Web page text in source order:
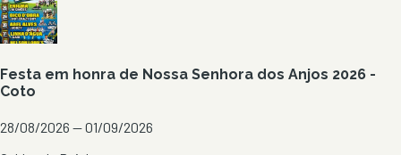
Festa em honra de Nossa Senhora dos Anjos 2026 -
Coto
28/08/2026 — 01/09/2026